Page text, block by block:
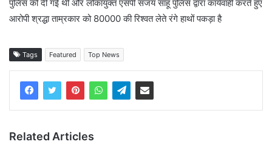
पुलिस को दी गई थी और लोकायुक्त एसपी संजय साहू पुलिस द्वारा कार्यवाही करते हुए
आरोपी श्रद्धा ताम्रकार को 80000 की रिश्वत लेते रंगे हाथों पकड़ा है
Tags Featured Top News
Related Articles